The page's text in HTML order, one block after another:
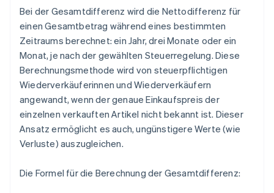
Bei der Gesamtdifferenz wird die Nettodifferenz für
einen Gesamtbetrag während eines bestimmten
Zeitraums berechnet: ein Jahr, drei Monate oder ein
Monat, je nach der gewählten Steuerregelung. Diese
Berechnungsmethode wird von steuerpflichtigen
Wiederverkäuferinnen und Wiederverkäufern
angewandt, wenn der genaue Einkaufspreis der
einzelnen verkauften Artikel nicht bekannt ist. Dieser
Ansatz ermöglicht es auch, ungünstigere Werte (wie
Verluste) auszugleichen.
Die Formel für die Berechnung der Gesamtdifferenz: